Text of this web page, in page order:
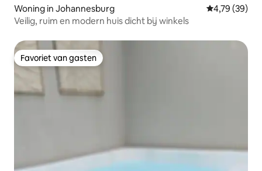
Woning in Johannesburg Gemiddelde
4,79 (39)
Veilig, ruim en modern huis dicht bij winkels
Favoriet van gasten
Favoriet van gasten